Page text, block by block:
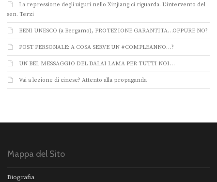
La repressione degli uiguri nello Xinjiang ci riguarda. L’intervento del
sen. Terzi
BENI UNESCO (a Bergamo), PROTEZIONE GARANTITA…OPPURE NO?
POST PERSONALE: A COSA SERVE UN #COMPLEANNO…?
UN BEL MESSAGGIO DEL DALAI LAMA PER TUTTI NOI…
Vai a lezione di cinese? Attento alla propaganda
Mappa del Sito
Biografia